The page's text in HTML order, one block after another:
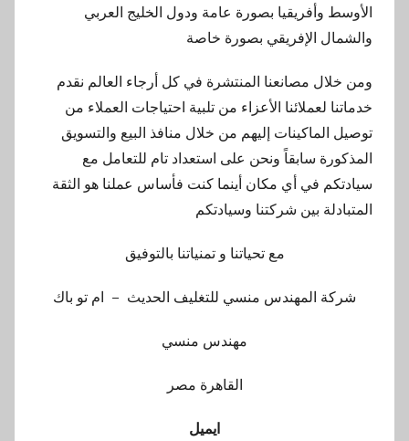
الأوسط وأفريقيا بصورة عامة ودول الخليج العربي
والشمال الإفريقي بصورة خاصة
ومن خلال مصانعنا المنتشرة في كل أرجاء العالم نقدم
خدماتنا لعملائنا الأعزاء من تلبية احتياجات العملاء من
توصيل الماكينات إليهم من خلال منافذ البيع والتسويق
المذكورة سابقاً ونحن على استعداد تام للتعامل مع
سيادتكم في أي مكان أينما كنت فأساس عملنا هو الثقة
المتبادلة بين شركتنا وسيادتكم
مع تحياتنا و تمنياتنا بالتوفيق
شركة المهندس منسي للتغليف الحديث – ام تو باك
مهندس منسي
القاهرة مصر
ايميل